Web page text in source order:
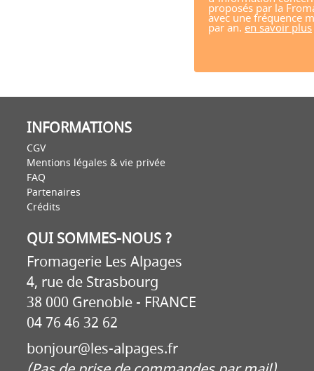
proposés par la
avec une fréquence
par an. en savoir plus
INFORMATIONS
CGV
Mentions légales & vie privée
FAQ
Partenaires
Crédits
QUI SOMMES-NOUS ?
Fromagerie Les Alpages
4, rue de Strasbourg
38 000 Grenoble - FRANCE
04 76 46 32 62
bonjour@les-alpages.fr